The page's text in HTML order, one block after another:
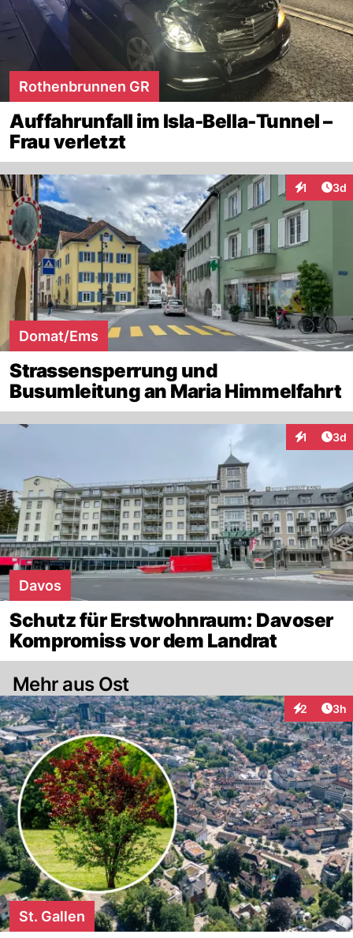
Rothenbrunnen GR
Auffahrunfall im Isla-Bella-Tunnel –
Frau verletzt
1 3d
Domat/Ems
Strassensperrung und
Busumleitung an Maria Himmelfahrt
1 3d
Davos
Schutz für Erstwohnraum: Davoser
Kompromiss vor dem Landrat
Mehr aus Ost
2 3h
St. Gallen